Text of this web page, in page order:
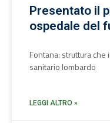
Presentato il
ospedale del
Fontana: struttura
sanitario lombardo
LEGGI ALTRO »